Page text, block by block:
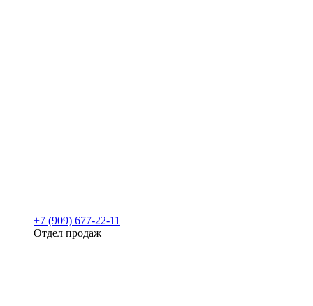
+7 (909) 677-22-11
Отдел продаж